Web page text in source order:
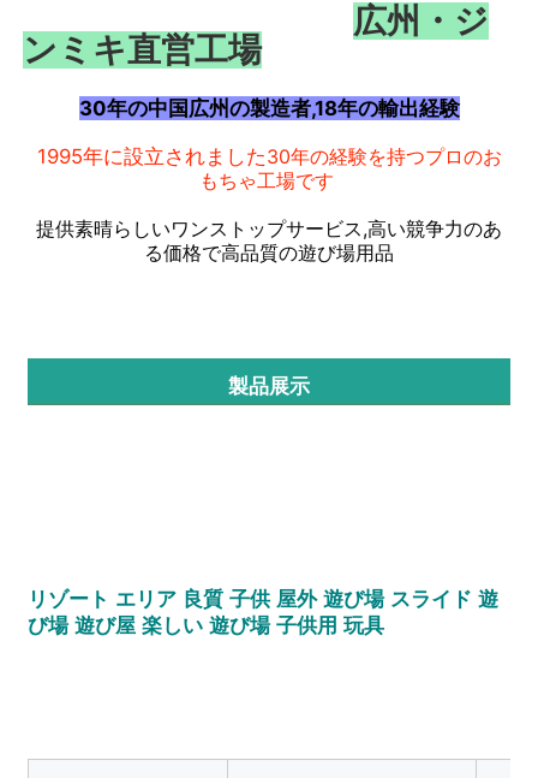
ホーム
製品
ニュース
広州・ジ
ンミキ直営工場
30年の中国広州の製造者,18年の輸出経験
1995年に設立されました30年の経験を持つプロのお
もちゃ工場です
提供素晴らしいワンストップサービス,高い競争力のあ
る価格で高品質の遊び場用品
製品展示
リゾート エリア 良質 子供 屋外 遊び場 スライド 遊
び場 遊び屋 楽しい 遊び場 子供用 玩具